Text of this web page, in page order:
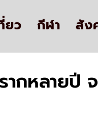
ยว กีฬา สัง
กหลายปี